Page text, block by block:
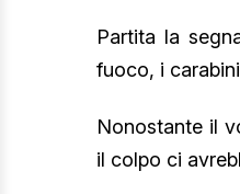
Partita la
fuoco, i
Nonostante il
il colpo ci